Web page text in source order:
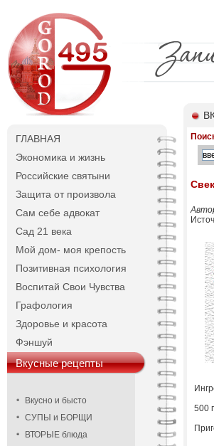
ГЛАВНАЯ
Экономика и жизнь
Российские святыни
Защита от произвола
Сам себе адвокат
Сад 21 века
Мой дом- моя крепость
Позитивная психология
Воспитай Свои Чувства
Графология
Здоровье и красота
Фэншуй
Вкусные рецепты
Вкусно и бысто
СУПЫ и БОРЩИ
ВТОРЫЕ блюда
500